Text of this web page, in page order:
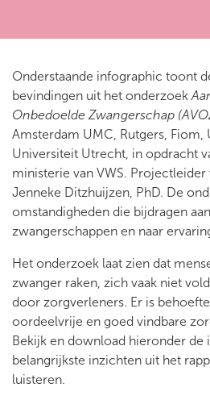
Onderstaande infographic toont
bevindingen uit het onderzoek
Onbedoelde Zwangerschap
Amsterdam UMC, Rutgers, Fiom,
Universiteit Utrecht, in opdracht
ministerie van VWS.
Jenneke Ditzhuijzen, PhD. De
omstandigheden die bijdragen
zwangerschappen en naar
Het onderzoek laat zien dat
zwanger raken, zich vaak niet
door zorgverleners. Er is
oordeelvrije en goed vindbare
Bekijk en download hieronder de
belangrijkste inzichten uit het
luisteren.